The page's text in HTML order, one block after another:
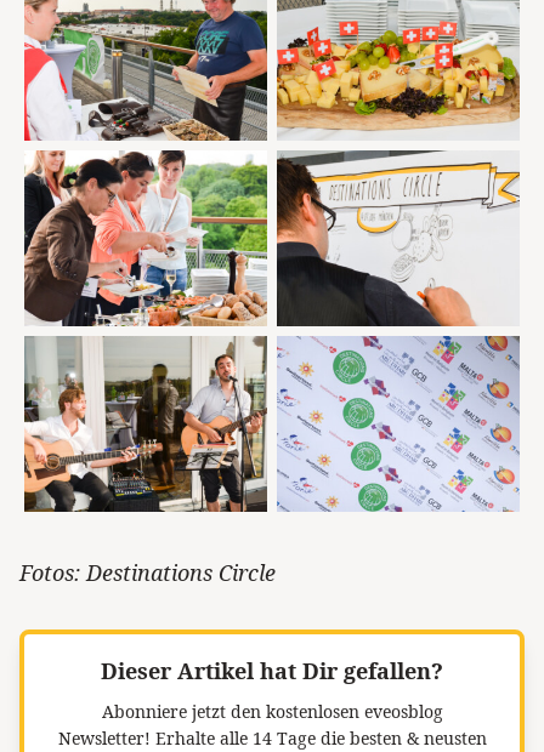
Fotos: Destinations Circle
Dieser Artikel hat Dir gefallen?
Abonniere jetzt den kostenlosen eveosblog
Newsletter! Erhalte alle 14 Tage die besten & neusten